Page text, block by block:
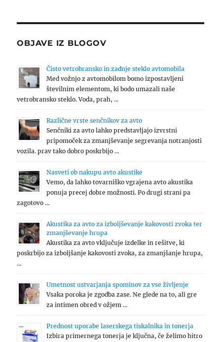
OBJAVE IZ BLOGOV
Čisto vetrobransko in zadnje steklo avtomobila
Med vožnjo z avtomobilom bomo izpostavljeni
številnim elementom, ki bodo umazali naše
vetrobransko steklo. Voda, prah, …
Različne vrste senčnikov za avto
Senčniki za avto lahko predstavljajo izvrstni
pripomoček za zmanjševanje segrevanja notranjosti
vozila. prav tako dobro poskrbijo …
Nasveti ob nakupu avto akustike
Vemo, da lahko tovarniško vgrajena avto akustika
ponuja precej dobre možnosti. Po drugi strani pa
zagotovo …
Akustika za avto za izboljševanje kakovosti zvoka ter
zmanjševanje hrupa
Akustika za avto vključuje izdelke in rešitve, ki
poskrbijo za izboljšanje kakovosti zvoka, za zmanjšanje hrupa,
…
Umetnost ustvarjanja spominov za vse življenje
Vsaka poroka je zgodba zase. Ne glede na to, ali gre
za intimen obred v ožjem …
Prednost uporabe laserskega tiskalnika in tonerja
Izbira primernega tonerja je ključna, če želimo hitro